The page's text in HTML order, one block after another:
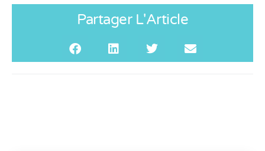
Partager L'Article